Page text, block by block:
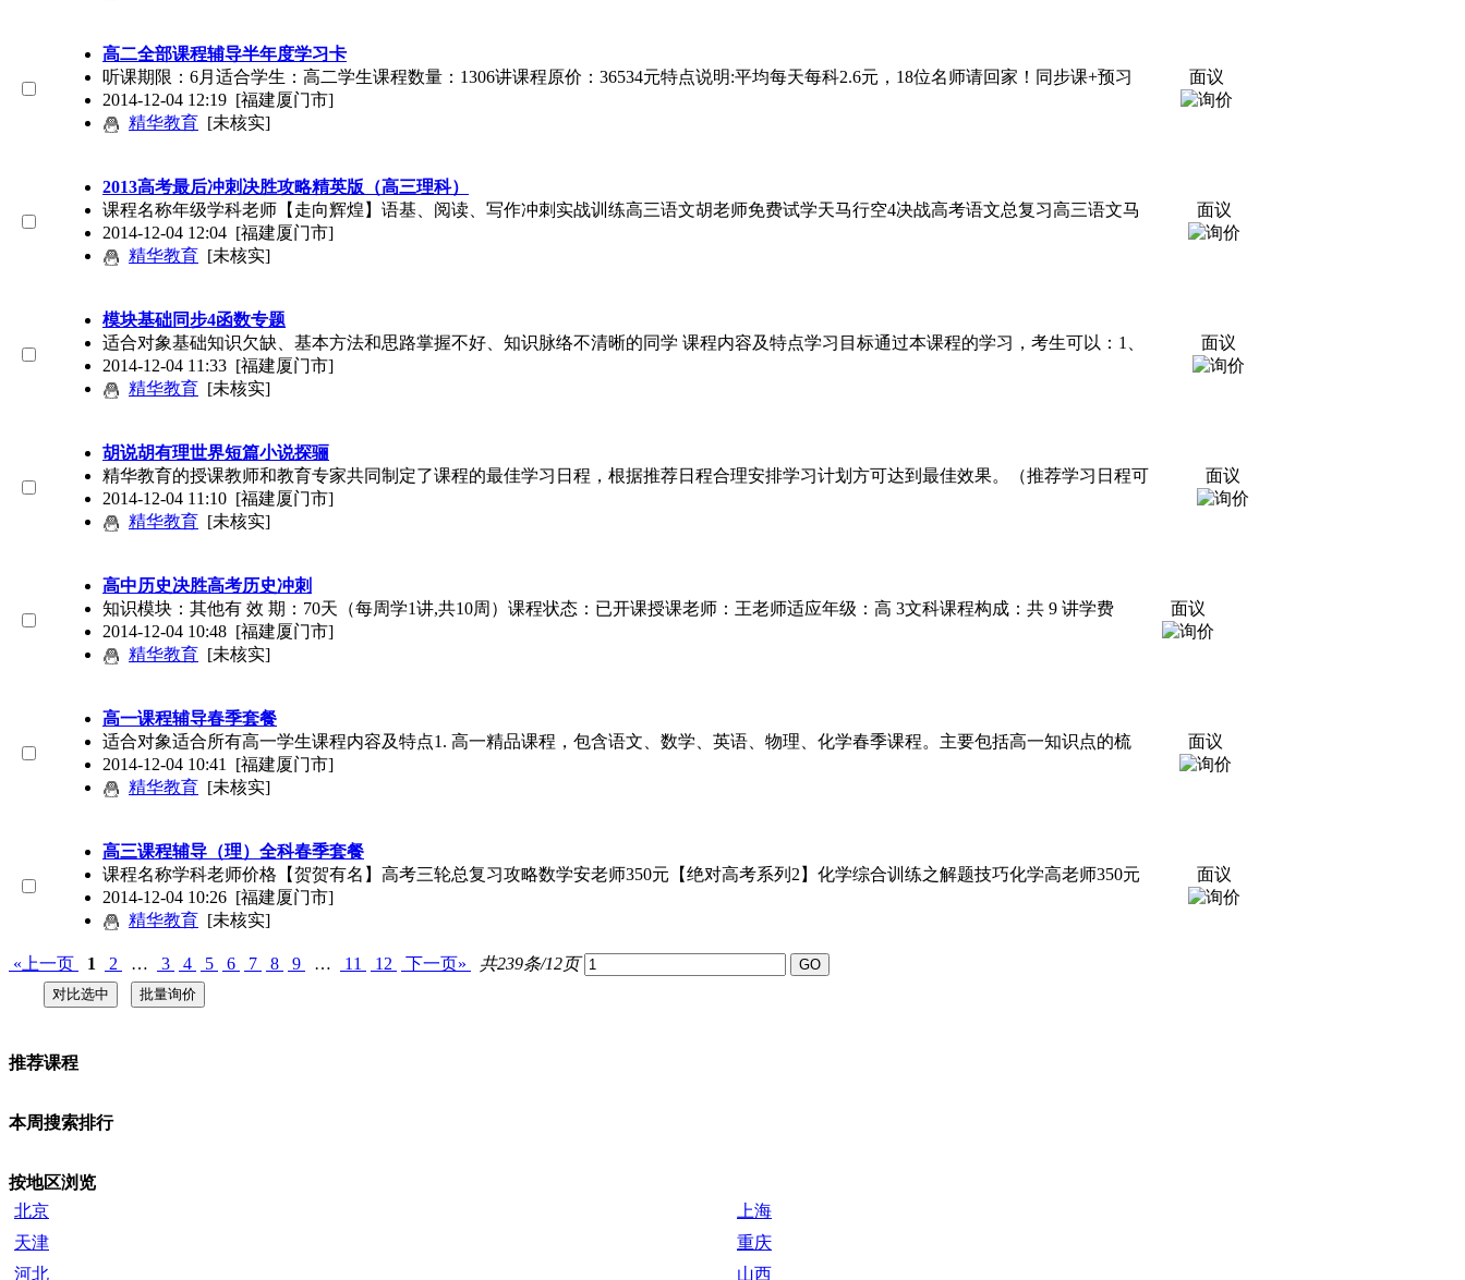
高二全部课程辅导半年度学习卡
听课期限：6月适合学生：高二学生课程数量：1306讲课程原价：36534元特点说明:平均每天每科2.6元，18位名师请回家！同步课+预习
2014-12-04 12:19 [福建厦门市]
精华教育 [未核实]
面议
2013高考最后冲刺决胜攻略精英版（高三理科）
课程名称年级学科老师【走向辉煌】语基、阅读、写作冲刺实战训练高三语文胡老师免费试学天马行空4决战高考语文总复习高三语文马
2014-12-04 12:04 [福建厦门市]
精华教育 [未核实]
面议
模块基础同步4函数专题
适合对象基础知识欠缺、基本方法和思路掌握不好、知识脉络不清晰的同学 课程内容及特点学习目标通过本课程的学习，考生可以：1、
2014-12-04 11:33 [福建厦门市]
精华教育 [未核实]
面议
胡说胡有理世界短篇小说探骊
精华教育的授课教师和教育专家共同制定了课程的最佳学习日程，根据推荐日程合理安排学习计划方可达到最佳效果。（推荐学习日程可
2014-12-04 11:10 [福建厦门市]
精华教育 [未核实]
面议
高中历史决胜高考历史冲刺
知识模块：其他有 效 期：70天（每周学1讲,共10周）课程状态：已开课授课老师：王老师适应年级：高 3文科课程构成：共 9 讲学费
2014-12-04 10:48 [福建厦门市]
精华教育 [未核实]
面议
高一课程辅导春季套餐
适合对象适合所有高一学生课程内容及特点1. 高一精品课程，包含语文、数学、英语、物理、化学春季课程。主要包括高一知识点的梳
2014-12-04 10:41 [福建厦门市]
精华教育 [未核实]
面议
高三课程辅导（理）全科春季套餐
课程名称学科老师价格【贺贺有名】高考三轮总复习攻略数学安老师350元【绝对高考系列2】化学综合训练之解题技巧化学高老师350元
2014-12-04 10:26 [福建厦门市]
精华教育 [未核实]
面议
«上一页 1 2 … 3 4 5 6 7 8 9 … 11 12 下一页» 共239条/12页
推荐课程
本周搜索排行
按地区浏览
北京
上海
天津
重庆
河北
山西